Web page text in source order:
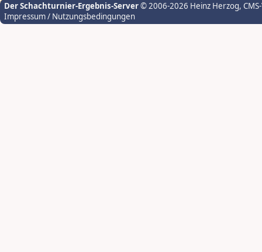
Der Schachturnier-Ergebnis-Server© 2006-2026 Heinz Herzog,
Impressum / Nutzungsbedingungen